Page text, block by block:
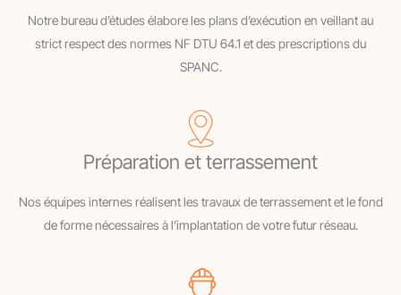
Notre bureau d’études élabore les plans d’exécution en veillant au
strict respect des normes NF DTU 64.1 et des prescriptions du
SPANC.
Préparation et terrassement
Nos équipes internes réalisent les travaux de terrassement et le fond
de forme nécessaires à l’implantation de votre futur réseau.